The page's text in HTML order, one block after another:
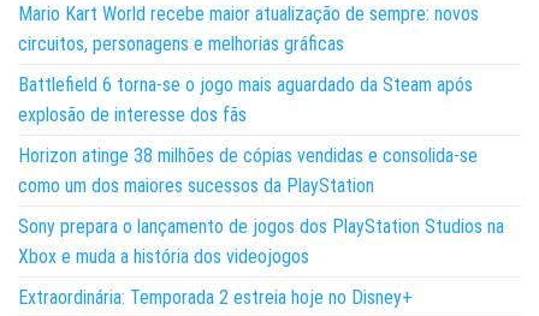
Mario Kart World recebe maior atualização de sempre: novos
circuitos, personagens e melhorias gráficas
Battlefield 6 torna-se o jogo mais aguardado da Steam após
explosão de interesse dos fãs
Horizon atinge 38 milhões de cópias vendidas e consolida-se
como um dos maiores sucessos da PlayStation
Sony prepara o lançamento de jogos dos PlayStation Studios na
Xbox e muda a história dos videojogos
Extraordinária: Temporada 2 estreia hoje no Disney+